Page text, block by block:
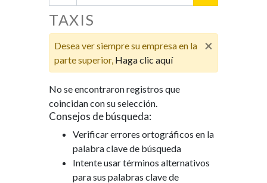
TAXIS
×
Desea ver siempre su empresa en la
parte superior, Haga clic aquí
No se encontraron registros que
coincidan con su selección.
Consejos de búsqueda:
Verificar errores ortográficos en la
palabra clave de búsqueda
Intente usar términos alternativos
para sus palabras clave de